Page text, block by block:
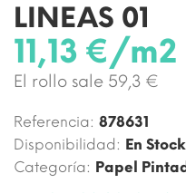
LINEAS 01
11,13 €/m2
El rollo sale 59,3 €
Referencia: 878631
Disponibilidad: En Stock
Categoría: Papel